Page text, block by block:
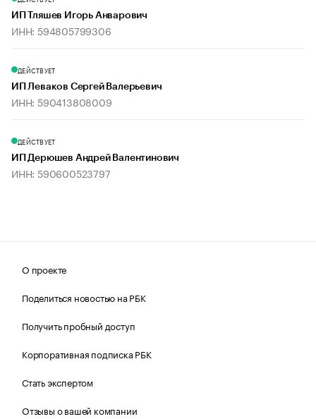
ИП Тляшев Игорь Анварович
ИНН: 594805799306
ДЕЙСТВУЕТ
ИП Леваков Сергей Валерьевич
ИНН: 590413808009
ДЕЙСТВУЕТ
ИП Дерюшев Андрей Валентинович
ИНН: 590600523797
О проекте
Поделиться новостью на РБК
Получить пробный доступ
Корпоративная подписка РБК
Стать экспертом
Отзывы о вашей компании